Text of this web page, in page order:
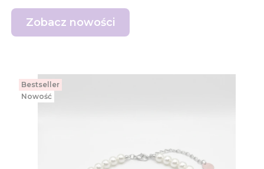
Zobacz nowości
Bestseller
Nowość